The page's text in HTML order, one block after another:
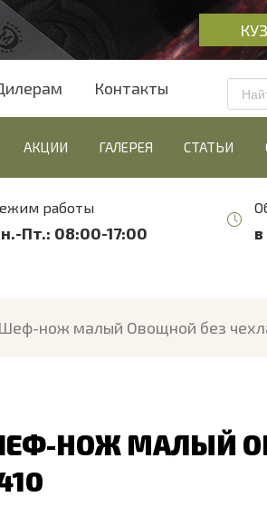
Контакты
АКЦИИ ГАЛЕРЕЯ СТАТЬИ
работы
Пт.: 08:00-17:00
Шеф-нож малый Овощной без
НОЖ МАЛЫЙ